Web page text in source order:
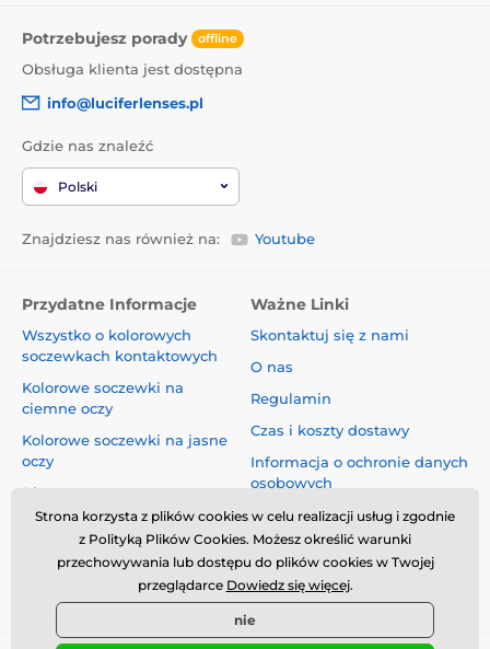
Potrzebujesz porady offline
Obsługa klienta jest dostępna
info@luciferlenses.pl
Gdzie nas znaleźć
Polski
Znajdziesz nas również na: Youtube
Przydatne Informacje
Wszystko o kolorowych
soczewkach kontaktowych
Kolorowe soczewki na
ciemne oczy
Kolorowe soczewki na jasne
oczy
Blog
Ważne Linki
Skontaktuj się z nami
O nas
Regulamin
Czas i koszty dostawy
Informacja o ochronie danych
osobowych
Reklamacje i Odstąpienie od
Umowy
Bezpieczeństwo i jakość bez
kompromisów
Strona korzysta z plików cookies w celu realizacji usług i zgodnie
z Polityką Plików Cookies. Możesz określić warunki
przechowywania lub dostępu do plików cookies w Twojej
przeglądarce Dowiedz się więcej.
nie